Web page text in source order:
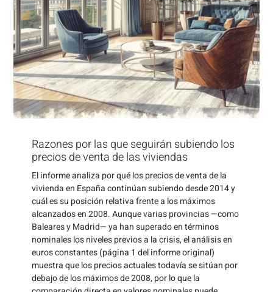
Razones por las que seguirán subiendo los
precios de venta de las viviendas
El informe analiza por qué los precios de venta de la
vivienda en España continúan subiendo desde 2014 y
cuál es su posición relativa frente a los máximos
alcanzados en 2008. Aunque varias provincias —como
Baleares y Madrid— ya han superado en términos
nominales los niveles previos a la crisis, el análisis en
euros constantes (página 1 del informe original)
muestra que los precios actuales todavía se sitúan por
debajo de los máximos de 2008, por lo que la